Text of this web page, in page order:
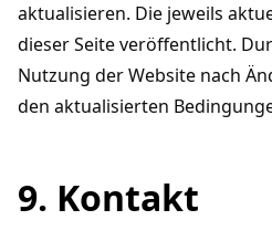
aktualisieren. Die jeweils
dieser Seite veröffentlicht.
Nutzung der Website nach
den aktualisierten
9. Kontakt